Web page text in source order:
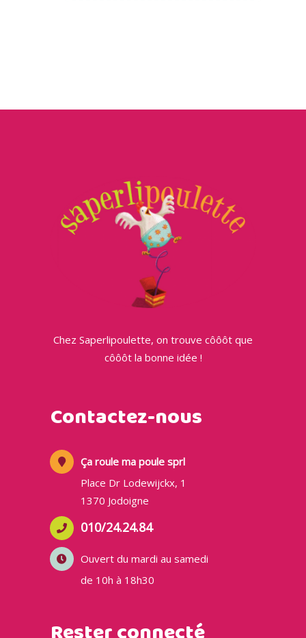
Chez Saperlipoulette, on trouve côôôt que
côôôt la bonne idée !
Contactez-nous
Ça roule ma poule sprl
Place Dr Lodewijckx, 1
1370 Jodoigne
010/24.24.84
Ouvert du mardi au samedi
de 10h à 18h30